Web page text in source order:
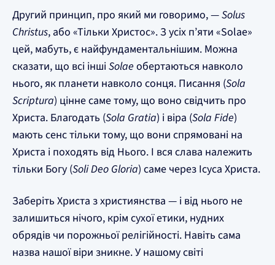
Другий принцип, про який ми говоримо, —Solus
Christus, або «Тільки Христос». З усіх п’яти «Solae»
цей, мабуть, є найфундаментальнішим. Можна
сказати, що всі іншіSolae обертаються навколо
нього, як планети навколо сонця. Писання (Sola
Scriptura) цінне саме тому, що воно свідчить про
Христа. Благодать (Sola Gratia) і віра (Sola Fide)
мають сенс тільки тому, що вони спрямовані на
Христа і походять від Нього. І вся слава належить
тільки Богу (Soli Deo Gloria) саме через Ісуса Христа.
Заберіть Христа з християнства — і від нього не
залишиться нічого, крім сухої етики, нудних
обрядів чи порожньої релігійності. Навіть сама
назва нашої віри зникне. У нашому світі